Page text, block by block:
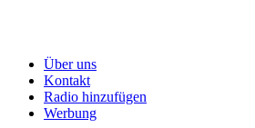
Über uns
Kontakt
Radio hinzufügen
Werbung